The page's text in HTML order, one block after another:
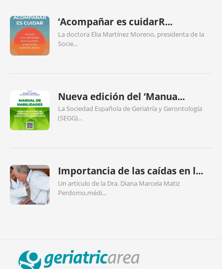
‘Acompañar es cuidarR...
La doctora Elia Martínez Moreno, presidenta de la
Socie...
Nueva edición del ‘Manua...
La Sociedad Española de Geriatría y Gerontología
(SEGG)...
Importancia de las caídas en l...
Un artículo de la Dra. Diana Marcela Matiz
Perdomo,médi...